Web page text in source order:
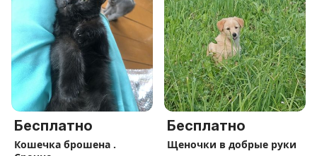
Бесплатно
Кошечка брошена .
Бесплатно
Щеночки в добрые руки